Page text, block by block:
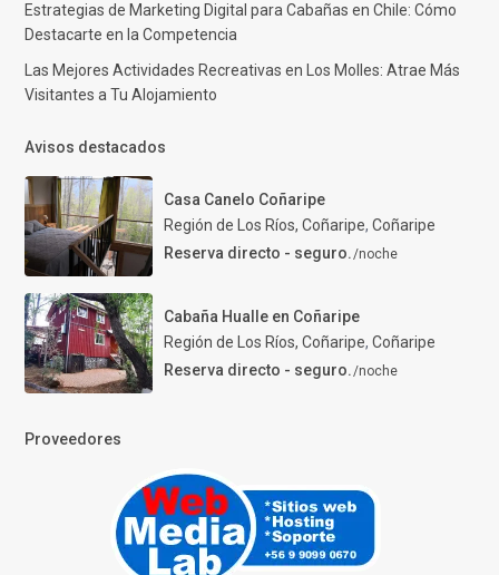
Estrategias de Marketing Digital para Cabañas en Chile: Cómo
Destacarte en la Competencia
Las Mejores Actividades Recreativas en Los Molles: Atrae Más
Visitantes a Tu Alojamiento
Avisos destacados
Casa Canelo Coñaripe
Región de Los Ríos, Coñaripe, Coñaripe
Reserva directo - seguro./noche
Cabaña Hualle en Coñaripe
Región de Los Ríos, Coñaripe, Coñaripe
Reserva directo - seguro./noche
Proveedores